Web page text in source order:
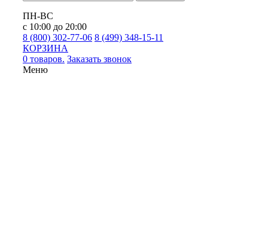
ПН-ВС
с 10:00 до 20:00
8 (800) 302-77-06 8 (499) 348-15-11
КОРЗИНА
0 товаров. Заказать звонок
Меню